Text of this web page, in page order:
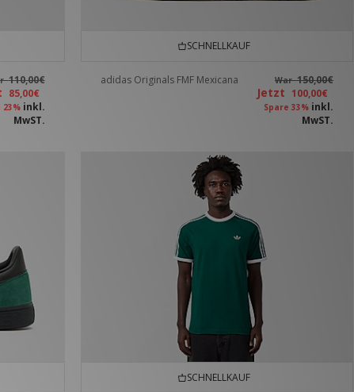
110,00€
85,00€
23% inkl.
MwST.
SCHNELLKAUF
adidas Originals FMF Mexicana War150,00€
Jetzt 100,00€
Spare 33% inkl.
MwST.
SCHNELLKAUF